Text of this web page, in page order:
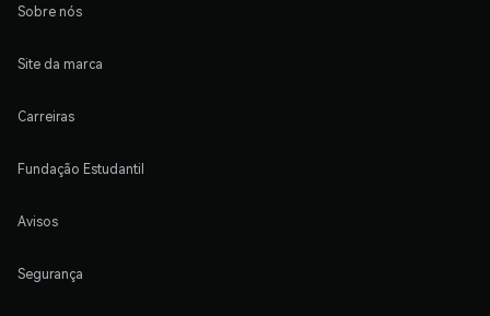
Sobre nós
Site da marca
Carreiras
Fundação Estudantil
Avisos
Segurança